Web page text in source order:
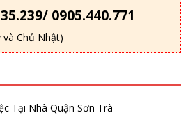
0905.440.771
Chủ Nhật)
Tại Nhà Quận Sơn Trà